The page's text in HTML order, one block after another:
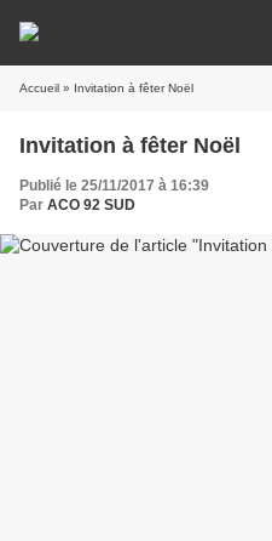
Accueil » Invitation à fêter Noël
Invitation à fêter Noël
Publié le 25/11/2017 à 16:39
Par ACO 92 SUD